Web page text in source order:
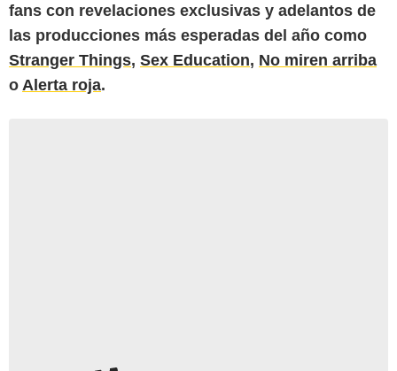
fans con revelaciones exclusivas y adelantos de
las producciones más esperadas del año como
Stranger Things, Sex Education, No miren arriba
o Alerta roja.